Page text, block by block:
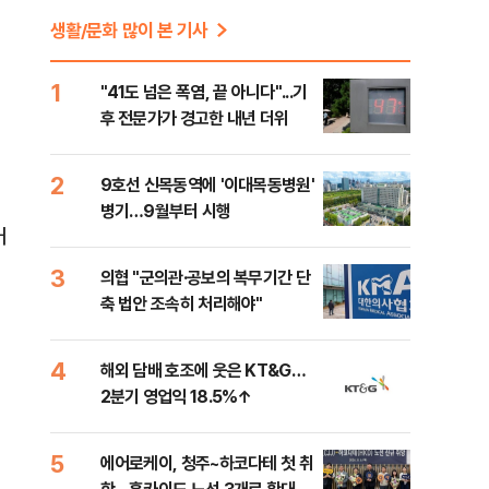
생활/문화 많이 본 기사
1
"41도 넘은 폭염, 끝 아니다"...기
후 전문가가 경고한 내년 더위
2
9호선 신목동역에 '이대목동병원'
병기…9월부터 시행
3
의협 "군의관·공보의 복무기간 단
축 법안 조속히 처리해야"
4
해외 담배 호조에 웃은 KT&G…
2분기 영업익 18.5%↑
5
에어로케이, 청주~하코다테 첫 취